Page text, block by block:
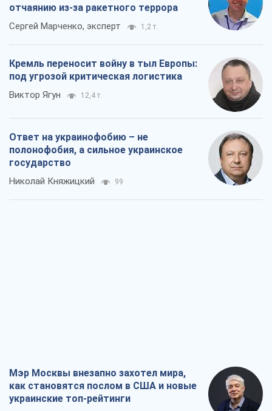
отчаянию из-за ракетного террора
Сергей Марченко, эксперт 1,2 т.
Кремль переносит войну в тыл Европы:
под угрозой критическая логистика
Виктор Ягун 12,4 т.
Ответ на украинофобию – не
полонофобия, а сильное украинское
государство
Николай Княжицкий 99
Мэр Москвы внезапно захотел мира,
как становятся послом в США и новые
украинские топ-рейтинги